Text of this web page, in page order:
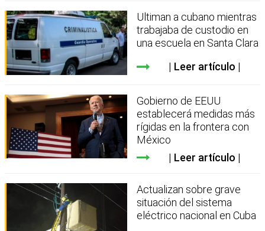
Ultiman a cubano mientras
trabajaba de custodio en
una escuela en Santa Clara
Leer artículo
Gobierno de EEUU
establecerá medidas más
rígidas en la frontera con
México
Leer artículo
Actualizan sobre grave
situación del sistema
eléctrico nacional en Cuba